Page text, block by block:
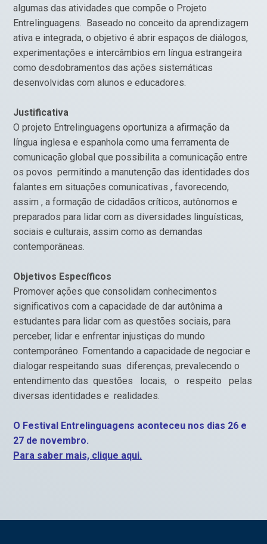
algumas das atividades que compõe o Projeto
Entrelinguagens. Baseado no conceito da aprendizagem
ativa e integrada, o objetivo é abrir espaços de diálogos,
experimentações e intercâmbios em língua estrangeira
como desdobramentos das ações sistemáticas
desenvolvidas com alunos e educadores.
Justificativa
O projeto Entrelinguagens oportuniza a afirmação da
língua inglesa e espanhola como uma ferramenta de
comunicação global que possibilita a comunicação entre
os povos permitindo a manutenção das identidades dos
falantes em situações comunicativas , favorecendo,
assim , a formação de cidadãos críticos, autônomos e
preparados para lidar com as diversidades linguísticas,
sociais e culturais, assim como as demandas
contemporâneas.
Objetivos Específicos
Promover ações que consolidam conhecimentos
significativos com a capacidade de dar autônima a
estudantes para lidar com as questões sociais, para
perceber, lidar e enfrentar injustiças do mundo
contemporâneo. Fomentando a capacidade de negociar e
dialogar respeitando suas diferenças, prevalecendo o
entendimento das questões locais, o respeito pelas
diversas identidades e realidades.
O Festival Entrelinguagens aconteceu nos dias 26 e
27 de novembro.
Para saber mais, clique aqui.